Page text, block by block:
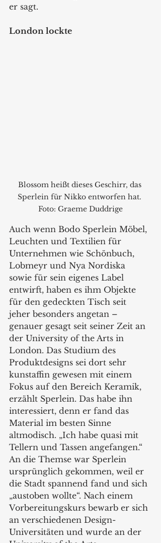
er sagt.
London lockte
Blossom heißt dieses Geschirr, das
Sperlein für Nikko entworfen hat.
Foto: Graeme Duddrige
Auch wenn Bodo Sperlein Möbel,
Leuchten und Textilien für
Unternehmen wie Schönbuch,
Lobmeyr und Nya Nordiska
sowie für sein eigenes Label
entwirft, haben es ihm Objekte
für den gedeckten Tisch seit
jeher besonders angetan –
genauer gesagt seit seiner Zeit an
der University of the Arts in
London. Das Studium des
Produktdesigns sei dort sehr
kunstaffin gewesen mit einem
Fokus auf den Bereich Keramik,
erzählt Sperlein. Das habe ihn
interessiert, denn er fand das
Material im besten Sinne
altmodisch. „Ich habe quasi mit
Tellern und Tassen angefangen.“
An die Themse war Sperlein
ursprünglich gekommen, weil er
die Stadt spannend fand und sich
„austoben wollte“. Nach einem
Vorbereitungskurs bewarb er sich
an verschiedenen Design-
Universitäten und wurde an der